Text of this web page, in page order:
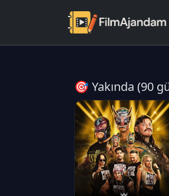
🎯 Yakında (90